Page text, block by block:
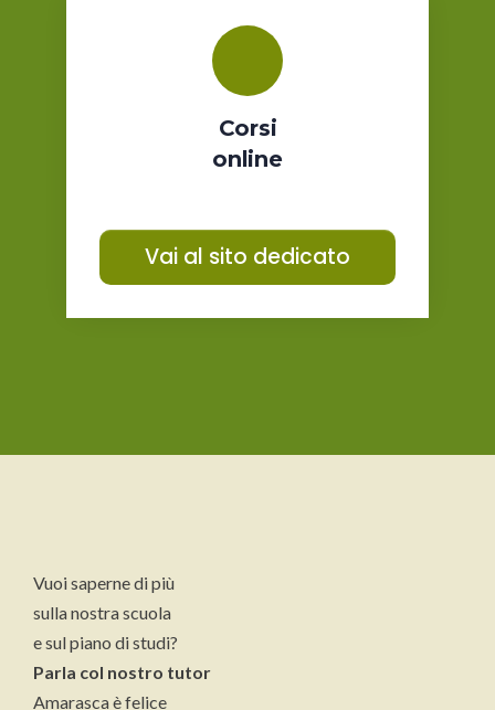
Corsi
online
Vai al sito dedicato
Vuoi saperne di più
sulla nostra scuola
e sul piano di studi?
Parla col nostro tutor
Amarasca è felice